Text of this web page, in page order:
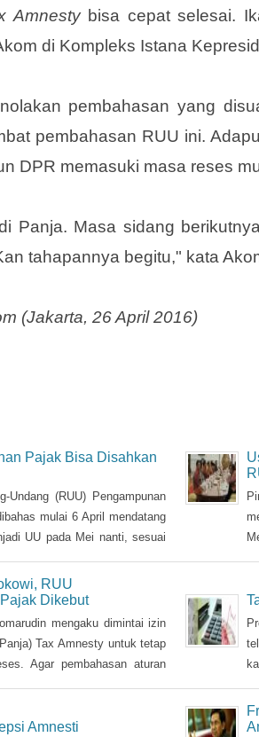
Amnestybisa cepat selesai.
di Kompleks Istana
pembahasan yang
pembahasan RUU ini.
DPR memasuki masa reses
Panja. Masa sidang
tahapannya begitu," kata
(Jakarta, 26 April 2016)
Pajak Bisa Disahkan
Undang (RUU) Pengampunan
mulai 6 April mendatang
UU pada Mei nanti, sesuai
tax amnesty inisiatif presiden
solusi mengatasi kurangnya
Rp 200-250 triliun dari target
RUU
Dikebut
mengaku dimintai izin
Tax Amnesty untuk tetap
Agar pembahasan aturan
terbentuk. Langsung bekerja.
Amnesti